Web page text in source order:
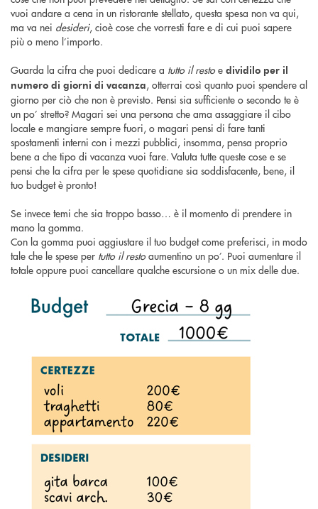
vuoi andare a cena in un ristorante stellato, questa spesa non va qui,
ma va nei desideri, cioè cose che vorresti fare e di cui puoi sapere
più o meno l’importo.
Guarda la cifra che puoi dedicare a tutto il resto e dividilo per il
numero di giorni di vacanza, otterrai così quanto puoi spendere al
giorno per ciò che non è previsto. Pensi sia sufficiente o secondo te è
un po’ stretto? Magari sei una persona che ama assaggiare il cibo
locale e mangiare sempre fuori, o magari pensi di fare tanti
spostamenti interni con i mezzi pubblici, insomma, pensa proprio
bene a che tipo di vacanza vuoi fare. Valuta tutte queste cose e se
pensi che la cifra per le spese quotidiane sia soddisfacente, bene, il
tuo budget è pronto!
Se invece temi che sia troppo basso… è il momento di prendere in
mano la gomma.
Con la gomma puoi aggiustare il tuo budget come preferisci, in modo
tale che le spese per tutto il resto aumentino un po’. Puoi aumentare il
totale oppure puoi cancellare qualche escursione o un mix delle due.